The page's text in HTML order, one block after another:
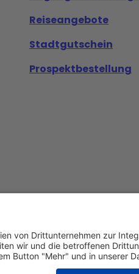
Reiseangebote
Stadtgutschein
Prospektbestellung